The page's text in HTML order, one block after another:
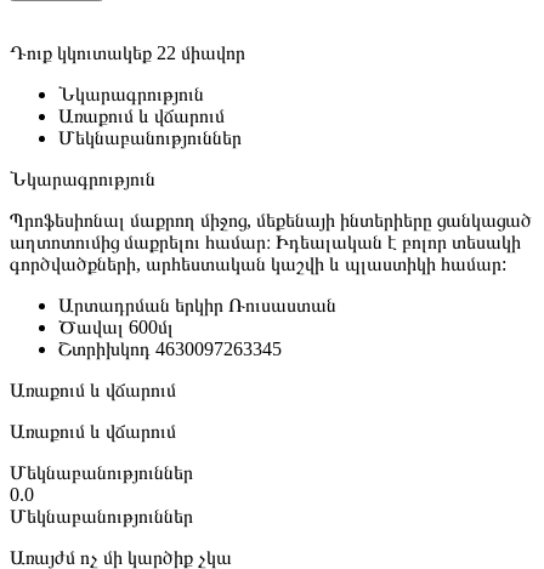
Դուք կկուտակեք 22 միավոր
Նկարագրություն
Առաքում և վճարում
Մեկնաբանություններ
Նկարագրություն
Պրոֆեսիոնալ մաքրող միջոց, մեքենայի ինտերիերը ցանկացած
աղտոտումից մաքրելու համար։ Իդեալական է բոլոր տեսակի
գործվածքների, արհեստական կաշվի և պլաստիկի համար:
Արտադրման երկիր Ռուսաստան
Ծավալ 600մլ
Շտրիխկոդ 4630097263345
Առաքում և վճարում
Առաքում և վճարում
Մեկնաբանություններ
0.0
Մեկնաբանություններ
Առայժմ ոչ մի կարծիք չկա